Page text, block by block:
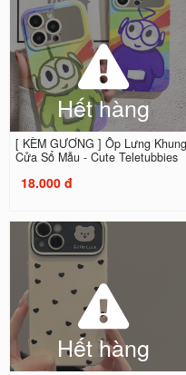
Hết hàng
[ KÈM GƯƠNG ] Ốp Lưng Khung
Cửa Sổ Mẫu - Cute Teletubbies
18.000 đ
Hết hàng